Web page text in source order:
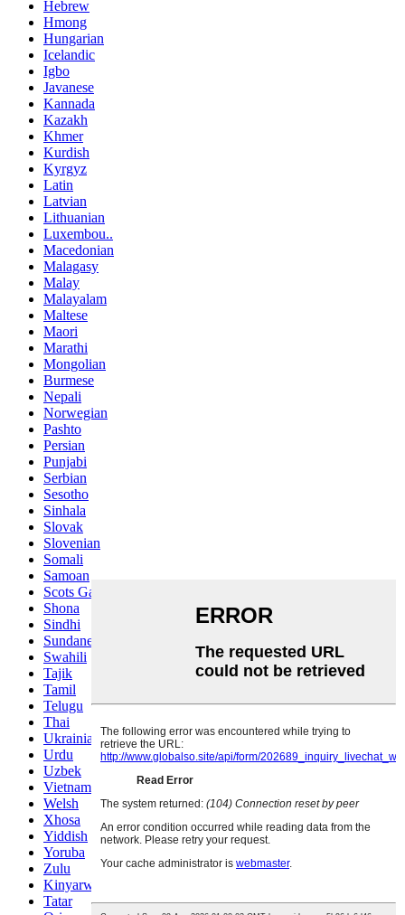
Hebrew
Hmong
Hungarian
Icelandic
Igbo
Javanese
Kannada
Kazakh
Khmer
Kurdish
Kyrgyz
Latin
Latvian
Lithuanian
Luxembou..
Macedonian
Malagasy
Malay
Malayalam
Maltese
Maori
Marathi
Mongolian
Burmese
Nepali
Norwegian
Pashto
Persian
Punjabi
Serbian
Sesotho
Sinhala
Slovak
Slovenian
Somali
Samoan
Scots Gaelic
Shona
Sindhi
Sundanese
Swahili
Tajik
Tamil
Telugu
Thai
Ukrainian
Urdu
Uzbek
Vietnamese
Welsh
Xhosa
Yiddish
Yoruba
Zulu
Kinyarwanda
Tatar